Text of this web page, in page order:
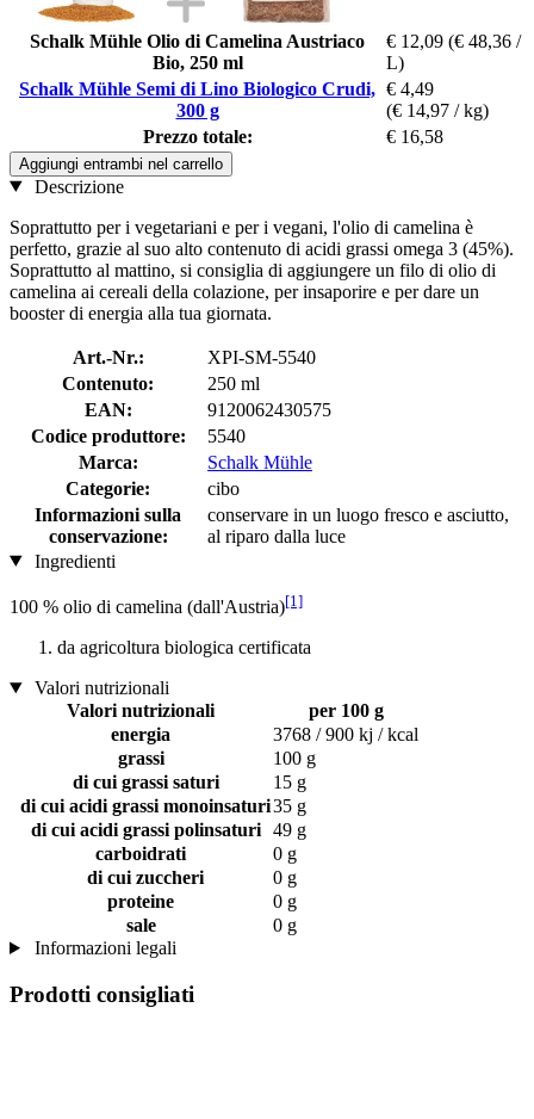
Schalk Mühle Olio di Camelina Austriaco
Bio, 250 ml
€ 12,09 (€ 48,36 /
L)
Schalk Mühle Semi di Lino Biologico Crudi,
300 g
€ 4,49
(€ 14,97 / kg)
Prezzo totale:
€ 16,58
Aggiungi entrambi nel carrello
Descrizione
Soprattutto per i vegetariani e per i vegani, l'olio di camelina è
perfetto, grazie al suo alto contenuto di acidi grassi omega 3 (45%).
Soprattutto al mattino, si consiglia di aggiungere un filo di olio di
camelina ai cereali della colazione, per insaporire e per dare un
booster di energia alla tua giornata.
Art.-Nr.:
XPI-SM-5540
Contenuto:
250 ml
EAN:
9120062430575
Codice produttore:
5540
Marca:
Schalk Mühle
Categorie:
cibo
Informazioni sulla
conservazione:
conservare in un luogo fresco e asciutto,
al riparo dalla luce
Ingredienti
100 % olio di camelina (dall'Austria)[1]
da agricoltura biologica certificata
Valori nutrizionali
Valori nutrizionali
per 100 g
energia
3768 / 900 kj / kcal
grassi
100 g
di cui grassi saturi
15 g
di cui acidi grassi monoinsaturi35 g
di cui acidi grassi polinsaturi
49 g
carboidrati
0 g
di cui zuccheri
0 g
proteine
0 g
sale
0 g
Informazioni legali
Prodotti consigliati